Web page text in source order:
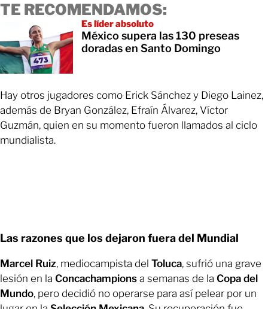
TE RECOMENDAMOS:
Es líder absoluto
México supera las 130 preseas
doradas en Santo Domingo
Hay otros jugadores como Erick Sánchez y Diego Lainez,
además de Bryan González, Efraín Álvarez, Víctor
Guzmán, quien en su momento fueron llamados al ciclo
mundialista.
Las razones que los dejaron fuera del Mundial
Marcel Ruiz, mediocampista del Toluca, sufrió una grave
lesión en la Concachampions a semanas de la Copa del
Mundo, pero decidió no operarse para así pelear por un